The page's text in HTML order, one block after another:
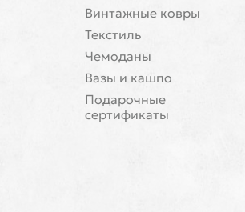
Винтажные ковры
Текстиль
Чемоданы
Вазы и кашпо
Подарочные
сертификаты